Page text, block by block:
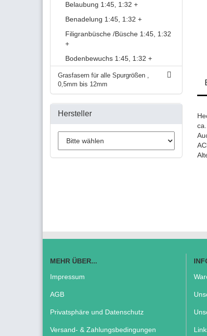
Belaubung 1:45, 1:32 +
Benadelung 1:45, 1:32 +
Filigranbüsche /Büsche 1:45, 1:32
+
Bodenbewuchs 1:45, 1:32 +
Grasfasern für alle Spurgrößen ,
0,5mm bis 12mm
Hersteller
MEHR ÜBER...
Impressum
AGB
Privatsphäre und Datenschutz
Versand- & Zahlungsbedingungen